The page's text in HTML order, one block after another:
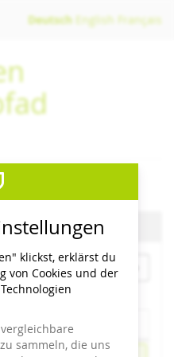
Deutsch English Français
vor Schließzeit
FrFreitagSa
7 808.08.2026
1 Veranstaltung
klickst, erklärst du
von Cookies und der
sammeln, die uns